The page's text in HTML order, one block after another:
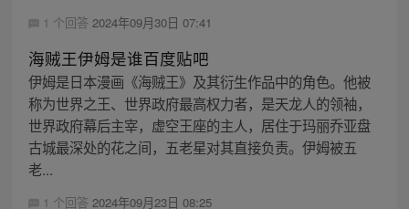
1 个回答 2024年09月30日 07:41
海贼王伊姆是谁百度贴吧
伊姆是日本漫画《海贼王》及其衍生作品中的角色。他被
称为世界之王、世界政府最高权力者，是天龙人的领袖，
世界政府幕后主宰，虚空王座的主人，居住于玛丽乔亚盘
古城最深处的花之间，五老星对其直接负责。伊姆被五
老...
1 个回答 2024年09月23日 08:25